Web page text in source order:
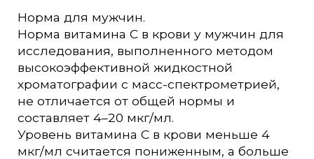
Норма для мужчин.
Норма витамина C в крови у мужчин для
исследования, выполненного методом
высокоэффективной жидкостной
хроматографии с масс-спектрометрией,
не отличается от общей нормы и
составляет 4–20 мкг/мл.
Уровень витамина C в крови меньше 4
мкг/мл считается пониженным, а больше